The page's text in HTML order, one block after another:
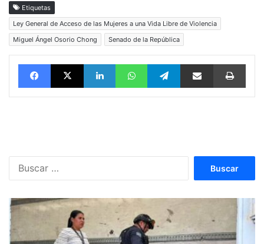
Etiquetas
Ley General de Acceso de las Mujeres a una Vida Libre de Violencia
Miguel Ángel Osorio Chong
Senado de la República
FacebookX LinkedInWhatsAppTelegramvía email